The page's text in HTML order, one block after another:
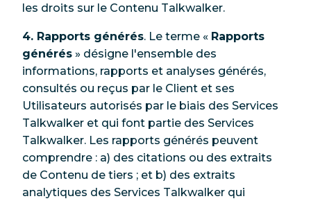
les droits sur le Contenu Talkwalker.
4. Rapports générés. Le terme « Rapports
générés » désigne l'ensemble des
informations, rapports et analyses générés,
consultés ou reçus par le Client et ses
Utilisateurs autorisés par le biais des Services
Talkwalker et qui font partie des Services
Talkwalker. Les rapports générés peuvent
comprendre : a) des citations ou des extraits
de Contenu de tiers ; et b) des extraits
analytiques des Services Talkwalker qui